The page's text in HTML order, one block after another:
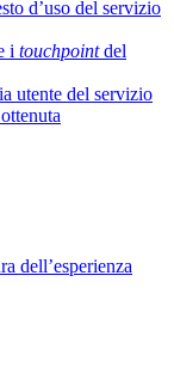
d’uso del servizio
i touchpointdel
utente del servizio
dell’esperienza